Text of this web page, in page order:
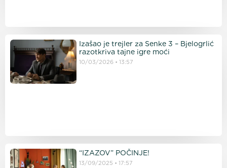
Izašao je trejler za Senke 3 – Bjelogrlić
razotkriva tajne igre moći
10/03/2026 13:57
“IZAZOV” POČINJE!
13/09/2025 17:57